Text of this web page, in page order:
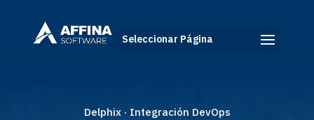
Seleccionar Página
Delphix · Integración DevOps